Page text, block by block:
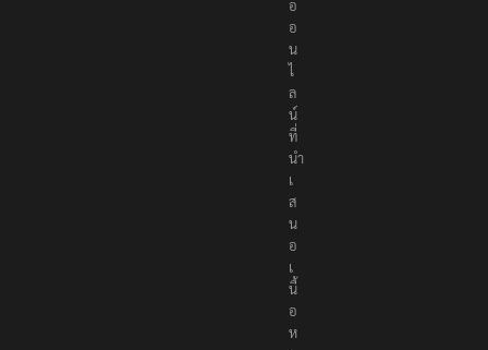
อ
อ
น
ไ
ล
น์
ที่
นำ
เ
ส
น
อ
เ
นื้
อ
ห